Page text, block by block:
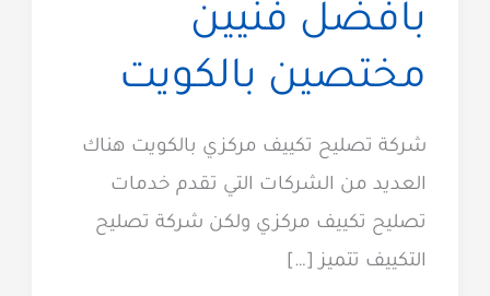
بافضل فنيين
مختصين بالكويت
شركة تصليح تكييف مركزي بالكويت هناك
العديد من الشركات التي تقدم خدمات
تصليح تكييف مركزي ولكن شركة تصليح
التكييف تتميز […]